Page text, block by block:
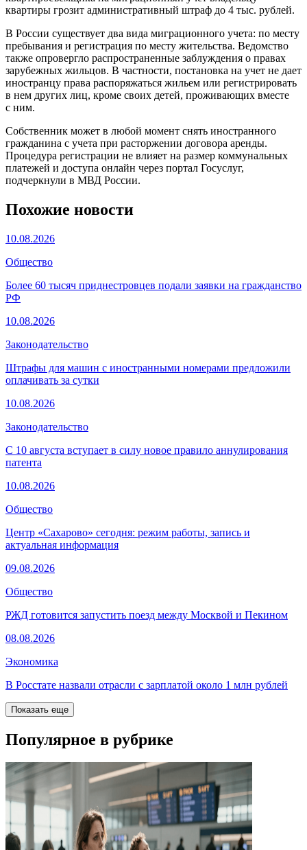
квартиры грозит административный штраф до 4 тыс. рублей.
В России существует два вида миграционного учета: по месту
пребывания и регистрация по месту жительства. Ведомство
также опровергло распространенные заблуждения о правах
зарубежных жильцов. В частности, постановка на учет не дает
иностранцу права распоряжаться жильем или регистрировать
в нем других лиц, кроме своих детей, проживающих вместе
с ним.
Собственник может в любой момент снять иностранного
гражданина с учета при расторжении договора аренды.
Процедура регистрации не влияет на размер коммунальных
платежей и доступа онлайн через портал Госуслуг,
подчеркнули в МВД России.
Похожие новости
10.08.2026
Общество
Более 60 тысяч приднестровцев подали заявки на гражданство
РФ
10.08.2026
Законодательство
Штрафы для машин с иностранными номерами предложили
оплачивать за сутки
10.08.2026
Законодательство
С 10 августа вступает в силу новое правило аннулирования
патента
10.08.2026
Общество
Центр «Сахарово» сегодня: режим работы, запись и
актуальная информация
09.08.2026
Общество
РЖД готовится запустить поезд между Москвой и Пекином
08.08.2026
Экономика
В Росстате назвали отрасли с зарплатой около 1 млн рублей
Показать еще
Популярное в рубрике